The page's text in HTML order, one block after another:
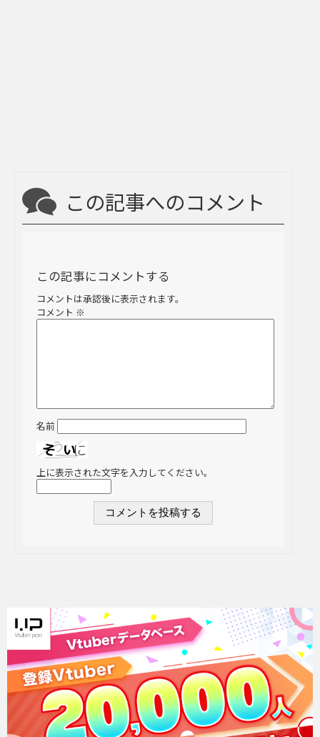
この記事へのコメント
この記事にコメントする
コメントは承認後に表示されます。
コメント ※
名前
上に表示された文字を入力してください。